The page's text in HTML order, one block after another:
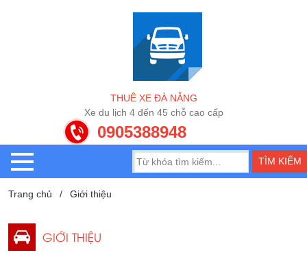
THUÊ XE ĐÀ NẴNG
Xe du lịch 4 đến 45 chỗ cao cấp
0905388948
Trang chủ Giới thiệu
GIỚI THIỆU